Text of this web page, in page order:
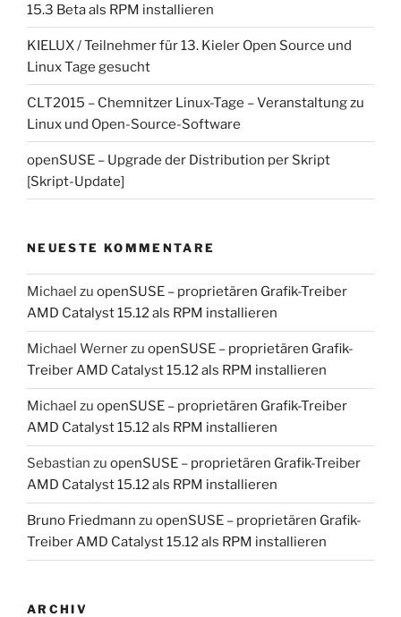
15.3 Beta als RPM installieren
KIELUX / Teilnehmer für 13. Kieler Open Source und
Linux Tage gesucht
CLT2015 – Chemnitzer Linux-Tage – Veranstaltung zu
Linux und Open-Source-Software
openSUSE – Upgrade der Distribution per Skript
[Skript-Update]
NEUESTE KOMMENTARE
Michael zu openSUSE – proprietären Grafik-Treiber
AMD Catalyst 15.12 als RPM installieren
Michael Wernerzu openSUSE – proprietären Grafik-
Treiber AMD Catalyst 15.12 als RPM installieren
Michael zu openSUSE – proprietären Grafik-Treiber
AMD Catalyst 15.12 als RPM installieren
Sebastian zu openSUSE – proprietären Grafik-Treiber
AMD Catalyst 15.12 als RPM installieren
Bruno Friedmann zu openSUSE – proprietären Grafik-
Treiber AMD Catalyst 15.12 als RPM installieren
ARCHIV